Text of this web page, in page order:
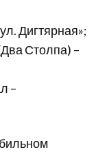
Дигтярная»;
Столпа) –
–